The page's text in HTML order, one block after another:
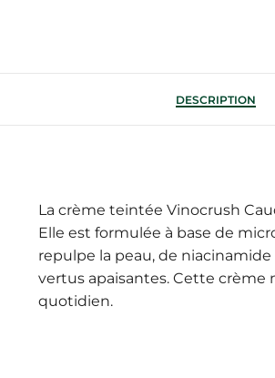
DESCRIPTION
La crème teintée Vinocrush
Elle est formulée à base de
repulpe la peau, de
vertus apaisantes. Cette
quotidien.